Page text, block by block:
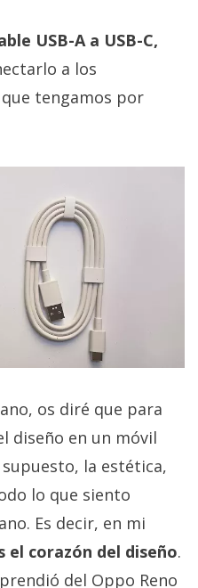
USB-A a USB-C,
a los
tengamos por
os diré que para
diseño en un móvil
la estética,
lo que siento
Es decir, en mi
el corazón del diseño.
del Oppo Reno